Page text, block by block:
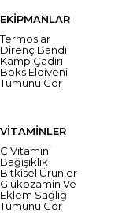
EKİPMANLAR
Termoslar
Direnç Bandı
Kamp Çadırı
Boks Eldiveni
Tümünü Gör
VİTAMİNLER
C Vitamini
Bağışıklık
Bitkisel Ürünler
Glukozamin Ve
Eklem Sağlığı
Tümünü Gör